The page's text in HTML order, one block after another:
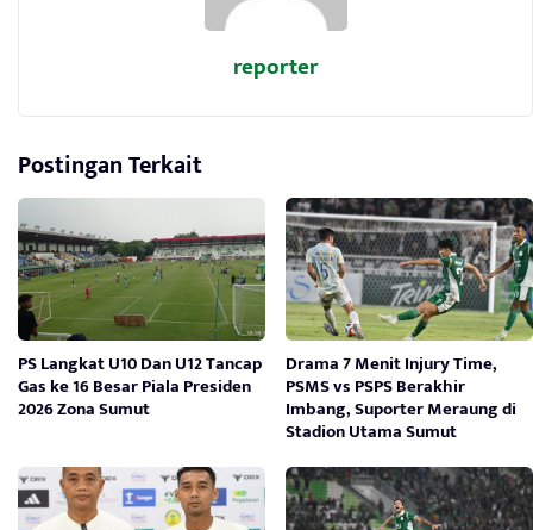
reporter
Postingan Terkait
PS Langkat U10 Dan U12 Tancap
Gas ke 16 Besar Piala Presiden
2026 Zona Sumut
Drama 7 Menit Injury Time,
PSMS vs PSPS Berakhir
Imbang, Suporter Meraung di
Stadion Utama Sumut